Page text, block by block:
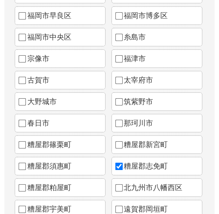
福岡市早良区 福岡市博多区
福岡市中央区 糸島市
宗像市 福津市
古賀市 太宰府市
大野城市 筑紫野市
春日市 那珂川市
糟屋郡篠栗町 糟屋郡新宮町
糟屋郡須惠町 糟屋郡志免町
糟屋郡粕屋町 北九州市八幡西区
糟屋郡宇美町 遠賀郡岡垣町